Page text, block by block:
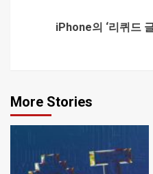
iPhone의 ‘리퀴드
More Stories